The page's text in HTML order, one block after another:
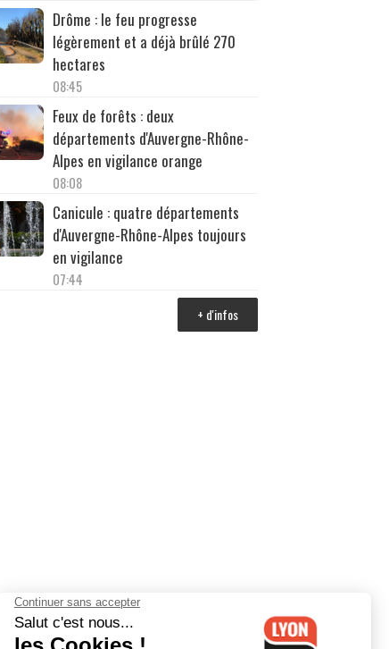
Drôme : le feu progresse
légèrement et a déjà brûlé 270
hectares
08:45
Feux de forêts : deux
départements d'Auvergne-Rhône-
Alpes en vigilance orange
08:08
Canicule : quatre départements
d'Auvergne-Rhône-Alpes toujours
en vigilance
07:44
+ d'infos